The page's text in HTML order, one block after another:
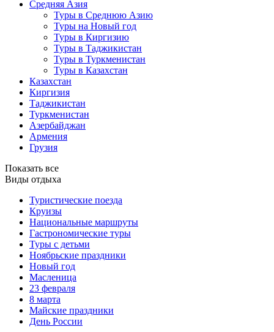
Средняя Азия
Туры в Среднюю Азию
Туры на Новый год
Туры в Киргизию
Туры в Таджикистан
Туры в Туркменистан
Туры в Казахстан
Казахстан
Киргизия
Таджикистан
Туркменистан
Азербайджан
Армения
Грузия
Показать все
Виды отдыха
Туристические поезда
Круизы
Национальные маршруты
Гастрономические туры
Туры с детьми
Ноябрьские праздники
Новый год
Масленица
23 февраля
8 марта
Майские праздники
День России